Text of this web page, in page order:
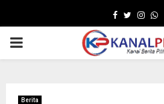
Facebook
Twitter
PRIMARY
Berita